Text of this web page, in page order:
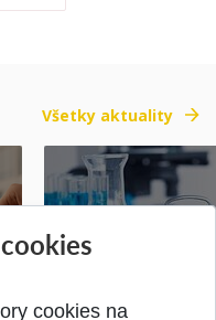
Všetky aktuality
Prihlášky na
inžinierske
cookies na